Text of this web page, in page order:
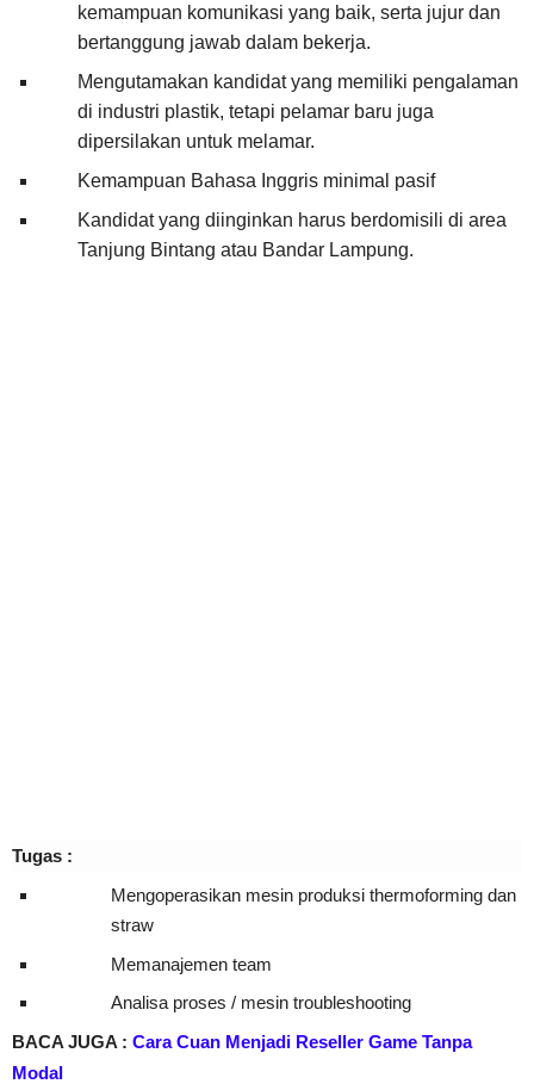
kemampuan komunikasi yang baik, serta jujur dan
bertanggung jawab dalam bekerja.
Mengutamakan kandidat yang memiliki pengalaman
di industri plastik, tetapi pelamar baru juga
dipersilakan untuk melamar.
Kemampuan Bahasa Inggris minimal pasif
Kandidat yang diinginkan harus berdomisili di area
Tanjung Bintang atau Bandar Lampung.
Tugas :
Mengoperasikan mesin produksi thermoforming dan
straw
Memanajemen team
Analisa proses / mesin troubleshooting
BACA JUGA : Cara Cuan Menjadi Reseller Game Tanpa
Modal